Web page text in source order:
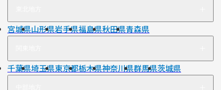
宮城県山形県岩手県福島県秋田県青森県
千葉県埼玉県東京都栃木県神奈川県群馬県茨城県